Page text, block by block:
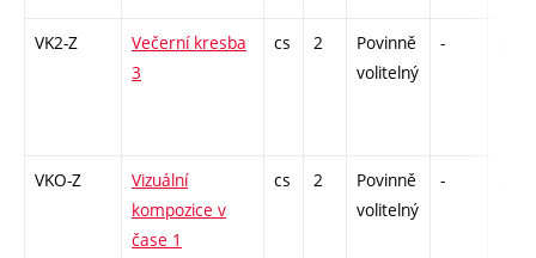
VK2-Z
Večerní kresba
3
cs 2
Povinně
volitelný
-
VKO-Z
Vizuální
kompozice v
čase 1
cs 2
Povinně
volitelný
-